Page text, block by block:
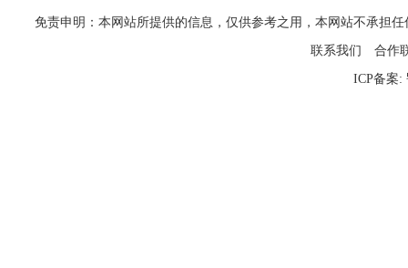
免责申明：本网站所提供的信息，仅供参考之用，本网站不承担
联系我们 合作
ICP备案: